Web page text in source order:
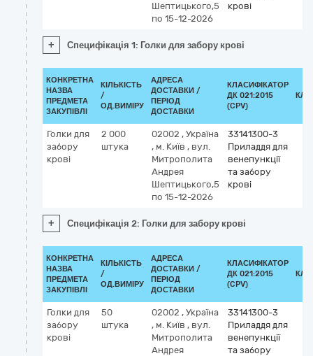
Шептицького,5
по 15-12-2026
крові
+ Специфікація 1: Голки для забору крові
КОНКРЕТНА
НАЗВА
ПРЕДМЕТА
ЗАКУПІВЛІ
КІЛЬКІСТЬ
/
ОД.ВИМІРУ
АДРЕСА
ДОСТАВКИ /
ПЕРІОД
ДОСТАВКИ
КЛАСИФІКАТОР
ДК 021:2015
(CPV)
Голки для
забору
крові
2 000
штука
02002 , Україна
, м. Київ , вул.
Митрополита
Андрея
Шептицького,5
по 15-12-2026
33141300-3
Приладдя для
венепункції
та забору
крові
+ Специфікація 2: Голки для забору крові
КОНКРЕТНА
НАЗВА
ПРЕДМЕТА
ЗАКУПІВЛІ
КІЛЬКІСТЬ
/
ОД.ВИМІРУ
АДРЕСА
ДОСТАВКИ /
ПЕРІОД
ДОСТАВКИ
КЛАСИФІКАТОР
ДК 021:2015
(CPV)
Голки для
забору
крові
50
штука
02002 , Україна
, м. Київ , вул.
Митрополита
Андрея
33141300-3
Приладдя для
венепункції
та забору